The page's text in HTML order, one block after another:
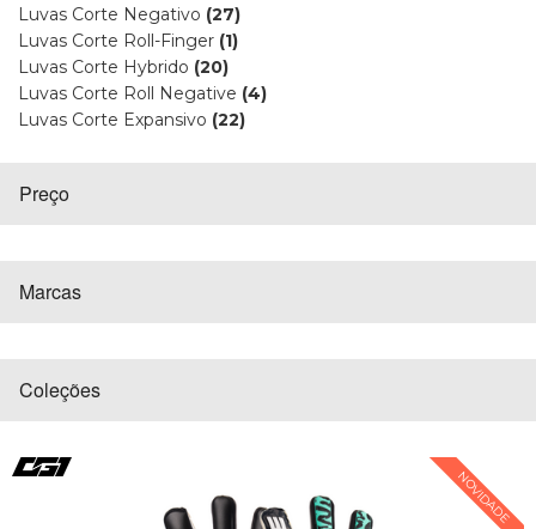
Luvas Corte Negativo (27)
Luvas Corte Roll-Finger (1)
Luvas Corte Hybrido (20)
Luvas Corte Roll Negative (4)
Luvas Corte Expansivo (22)
Preço
Marcas
Coleções
NOVIDADE